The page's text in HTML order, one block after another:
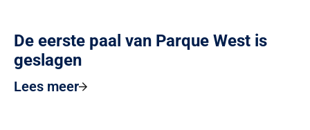
De eerste paal van Parque West is
geslagen
Lees meer